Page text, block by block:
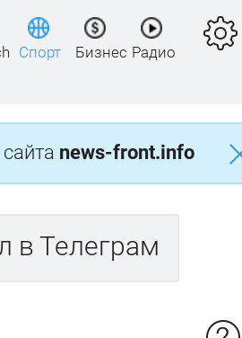
Бизнес Радио
news-front.info
в Телеграм